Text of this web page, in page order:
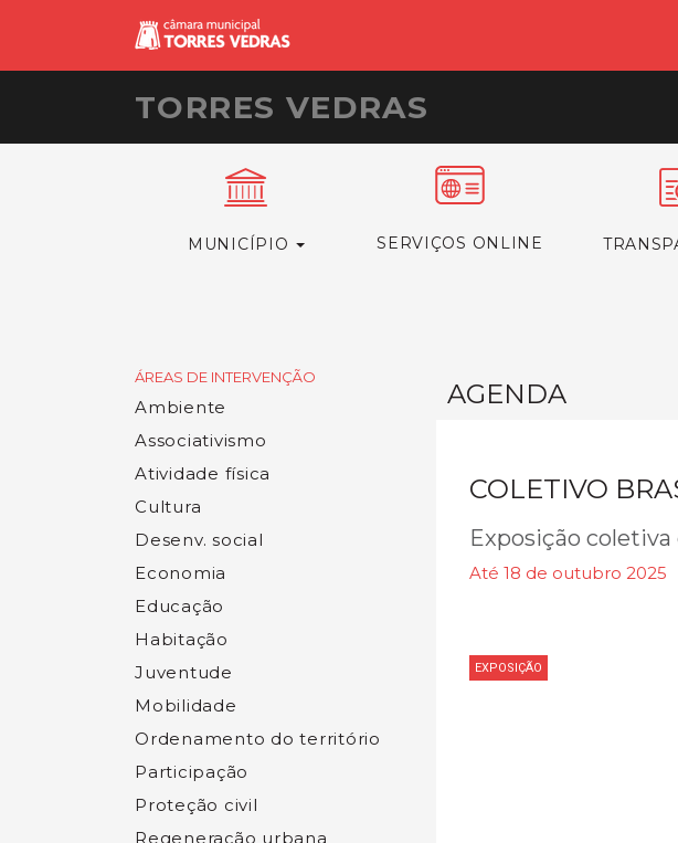
TORRES VEDRAS
MUNICÍPIO SERVIÇOS ONLINE
ÁREAS DE INTERVENÇÃO
Ambiente
Associativismo
Atividade física
Cultura
Desenv. social
Economia
Educação
Habitação
Juventude
Mobilidade
Ordenamento do território
Participação
Proteção civil
Regeneração urbana
AGENDA
COLETIVO
Exposição
Até 18 de outubro 2025
EXPOSIÇÃO